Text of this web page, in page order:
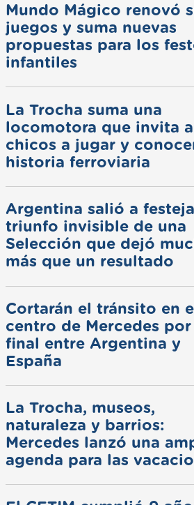
Mundo Mágico renovó
juegos y suma nuevas
propuestas para los
infantiles
La Trocha suma una
locomotora que invita
chicos a jugar y
historia ferroviaria
Argentina salió a
triunfo invisible de una
Selección que dejó
más que un resultado
Cortarán el tránsito en
centro de Mercedes por
final entre Argentina y
España
La Trocha, museos,
naturaleza y barrios:
Mercedes lanzó una
agenda para las